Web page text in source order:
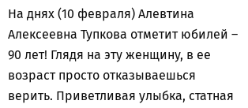
На днях (10 февраля) Алевтина
Алексеевна Тупкова отметит юбилей –
90 лет! Глядя на эту женщину, в ее
возраст просто отказываешься
верить. Приветливая улыбка, статная